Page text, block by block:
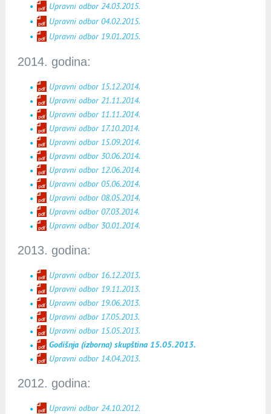
Upravni odbor 24.03.2015.
Upravni odbor 04.02.2015.
Upravni odbor 19.01.2015.
2014. godina:
Upravni odbor 15.12.2014.
Upravni odbor 21.11.2014.
Upravni odbor 11.11.2014.
Upravni odbor 17.10.2014.
Upravni odbor 15.09.2014.
Upravni odbor 30.06.2014.
Upravni odbor 12.06.2014.
Upravni odbor 05.06.2014.
Upravni odbor 08.05.2014.
Upravni odbor 07.03.2014.
Upravni odbor 30.01.2014.
2013. godina:
Upravni odbor 16.12.2013.
Upravni odbor 19.11.2013.
Upravni odbor 19.06.2013.
Upravni odbor 17.05.2013.
Upravni odbor 15.05.2013.
Godišnja (izborna) skupština 15.05.2013.
Upravni odbor 14.04.2013.
2012. godina:
Upravni odbor 24.10.2012.